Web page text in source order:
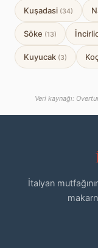
Kuşadasi (34)
Söke (13)
Kuyucak (3)
Veri kaynağı:
İtalyan